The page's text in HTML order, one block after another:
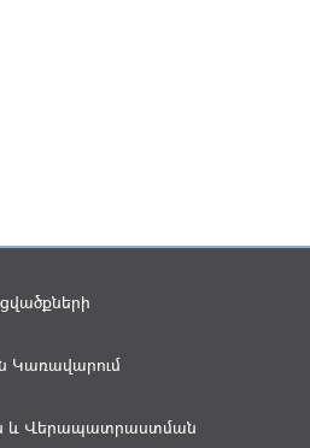
Կառավարում
և Վերապատրաստման